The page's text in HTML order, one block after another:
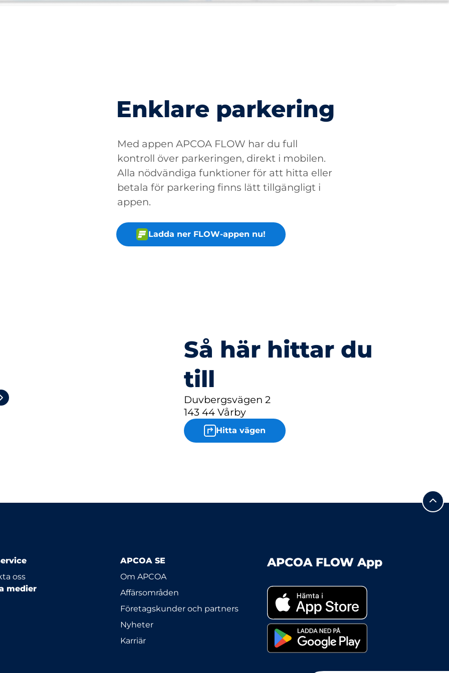
Enklare parkering
Med appen APCOA FLOW har du full
kontroll över parkeringen, direkt i mobilen.
Alla nödvändiga funktioner för att hitta eller
betala för parkering finns lätt tillgängligt i
appen.
Ladda ner FLOW-appen nu!
Så här hittar du
till
Duvbergsvägen 2
143 44 Vårby
Hitta vägen
oss
medier
APCOA SE
Om APCOA
Affärsområden
Företagskunder och partners
Nyheter
Karriär
APCOA FLOW App